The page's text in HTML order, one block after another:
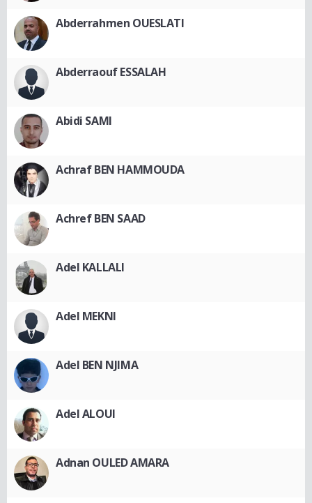
Abderrahmen OUESLATI
Abderraouf ESSALAH
Abidi SAMI
Achraf BEN HAMMOUDA
Achref BEN SAAD
Adel KALLALI
Adel MEKNI
Adel BEN NJIMA
Adel ALOUI
Adnan OULED AMARA